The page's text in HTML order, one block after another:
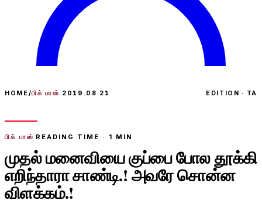
HOME/பிக் பாஸ் 2019.08.21 EDITION · TA
பிக் பாஸ் READING TIME · 1 MIN
முதல் மனைவியை குப்பை போல தூக்கி
எறிந்தாரா சாண்டி.! அவரே சொன்ன
விளக்கம்.!